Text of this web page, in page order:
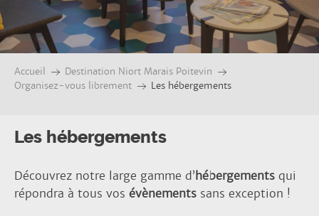
Accueil
Destination Niort Marais Poitevin
Organisez-vous librement
Les hébergements
Les hébergements
Découvrez notre large gamme d’hébergements qui
répondra à tous vos évènements sans exception !